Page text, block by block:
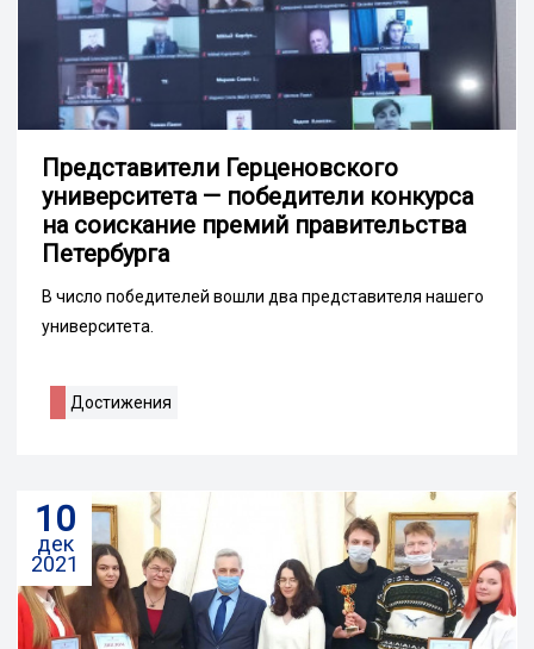
Представители Герценовского
университета — победители конкурса
на соискание премий правительства
Петербурга
В число победителей вошли два представителя нашего
университета.
Достижения
10
дек
2021